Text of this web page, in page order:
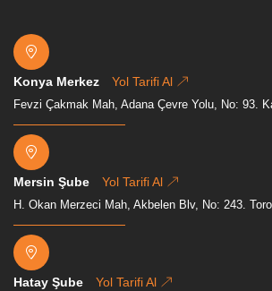
Konya Merkez Yol Tarifi Al
Fevzi Çakmak Mah, Adana Çevre Yolu, No: 93.
Mersin Şube Yol Tarifi Al
H. Okan Merzeci Mah, Akbelen Blv, No: 243.
Hatay Şube Yol Tarifi Al